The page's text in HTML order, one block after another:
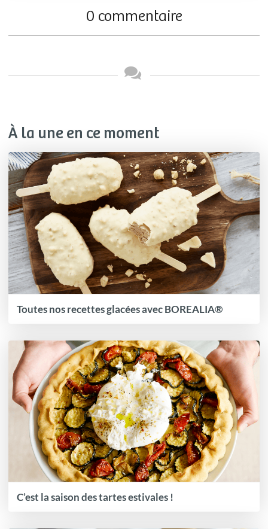
0 commentaire
À la une en ce moment
Toutes nos recettes glacées avec BOREALIA®
C’est la saison des tartes estivales !